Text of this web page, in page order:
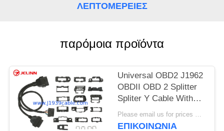
ΛΕΠΤΟΜΈΡΕΙΕΣ
παρόμοια προϊόντα
Universal OBD2 J1962
OBDII OBD 2 Splitter
Spliter Y Cable With
Multi Mounting
Brackets for All Car
Please email us for prices MOQ:100 τεμάχια
ΕΠΙΚΟΙΝΩΝΙΑ